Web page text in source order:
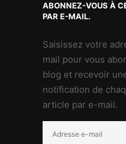
ABONNEZ-VOUS À
PAR E-MAIL.
Saisissez votre
mail pour vous
blog et recevoir
notification de
article par e-mail.